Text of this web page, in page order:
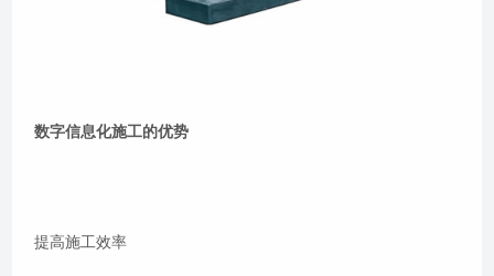
数字信息化施工的优势
提高施工效率